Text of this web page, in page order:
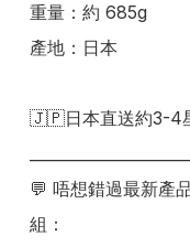
重量：約 685g
產地：日本
🇯🇵日本直送約3-4
💬 唔想錯過最新產
組：